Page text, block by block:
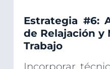
Estrategia #6:
de Relajación y
Trabajo
Incorporar